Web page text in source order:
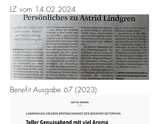
LZ vom 14.02.2024
Benefit Ausgabe 67 (2023)